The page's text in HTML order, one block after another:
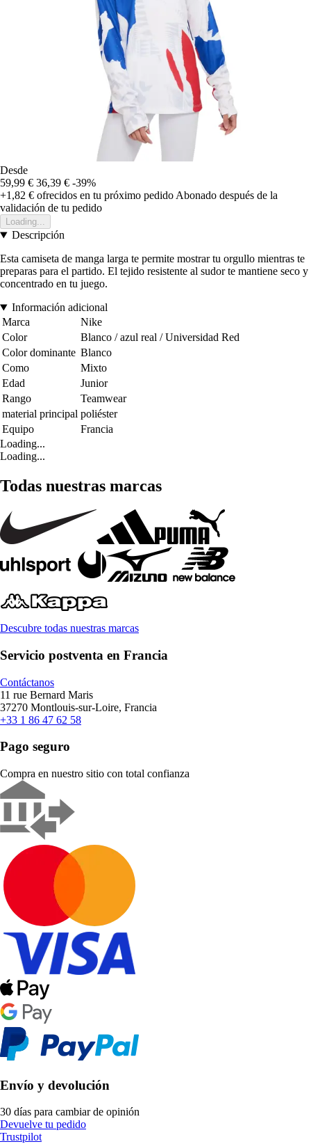
Desde
59,99 € 36,39 € -39%
+1,82 € ofrecidos en tu próximo pedido Abonado después de la
validación de tu pedido
Loading...
Descripción
Esta camiseta de manga larga te permite mostrar tu orgullo mientras te
preparas para el partido. El tejido resistente al sudor te mantiene seco y
concentrado en tu juego.
Información adicional
Marca
Nike
Color
Blanco / azul real / Universidad Red
Color dominante Blanco
Como
Mixto
Edad
Junior
Rango
Teamwear
material principal poliéster
Equipo
Francia
Loading...
Loading...
Todas nuestras marcas
Descubre todas nuestras marcas
Servicio postventa en Francia
Contáctanos
11 rue Bernard Maris
37270 Montlouis-sur-Loire, Francia
+33 1 86 47 62 58
Pago seguro
Compra en nuestro sitio con total confianza
Envío y devolución
30 días para cambiar de opinión
Devuelve tu pedido
Trustpilot